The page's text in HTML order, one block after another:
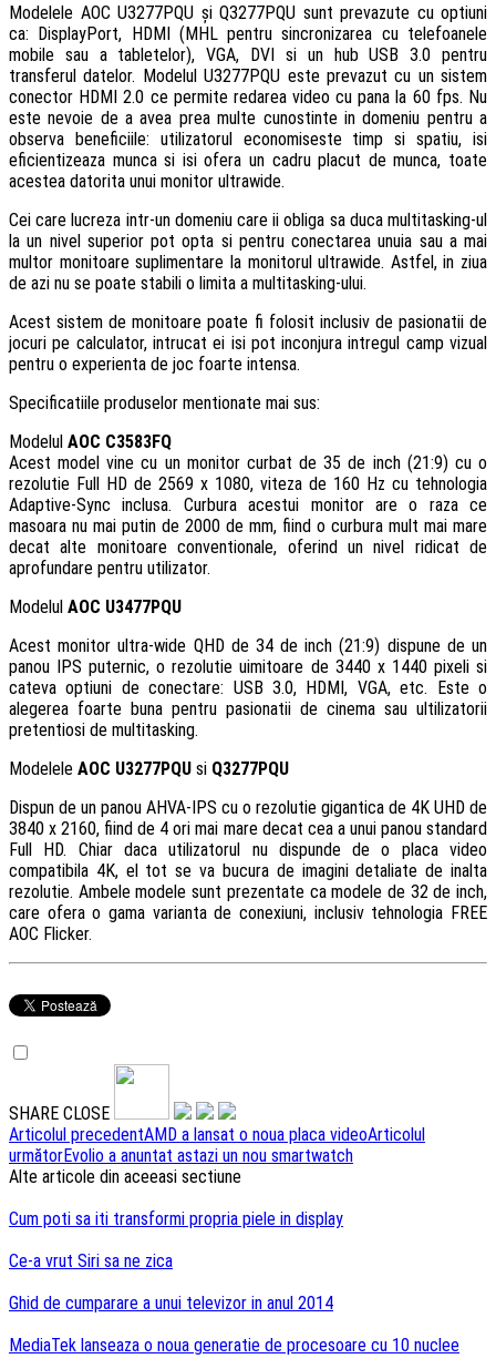
Modelele AOC U3277PQU și Q3277PQU sunt prevazute cu optiuni
ca: DisplayPort, HDMI (MHL pentru sincronizarea cu telefoanele
mobile sau a tabletelor), VGA, DVI si un hub USB 3.0 pentru
transferul datelor. Modelul U3277PQU este prevazut cu un sistem
conector HDMI 2.0 ce permite redarea video cu pana la 60 fps. Nu
este nevoie de a avea prea multe cunostinte in domeniu pentru a
observa beneficiile: utilizatorul economiseste timp si spatiu, isi
eficientizeaza munca si isi ofera un cadru placut de munca, toate
acestea datorita unui monitor ultrawide.
Cei care lucreza intr-un domeniu care ii obliga sa duca multitasking-ul
la un nivel superior pot opta si pentru conectarea unuia sau a mai
multor monitoare suplimentare la monitorul ultrawide. Astfel, in ziua
de azi nu se poate stabili o limita a multitasking-ului.
Acest sistem de monitoare poate fi folosit inclusiv de pasionatii de
jocuri pe calculator, intrucat ei isi pot inconjura intregul camp vizual
pentru o experienta de joc foarte intensa.
Specificatiile produselor mentionate mai sus:
Modelul AOC C3583FQ
Acest model vine cu un monitor curbat de 35 de inch (21:9) cu o
rezolutie Full HD de 2569 x 1080, viteza de 160 Hz cu tehnologia
Adaptive-Sync inclusa. Curbura acestui monitor are o raza ce
masoara nu mai putin de 2000 de mm, fiind o curbura mult mai mare
decat alte monitoare conventionale, oferind un nivel ridicat de
aprofundare pentru utilizator.
Modelul AOC U3477PQU
Acest monitor ultra-wide QHD de 34 de inch (21:9) dispune de un
panou IPS puternic, o rezolutie uimitoare de 3440 x 1440 pixeli si
cateva optiuni de conectare: USB 3.0, HDMI, VGA, etc. Este o
alegerea foarte buna pentru pasionatii de cinema sau ultilizatorii
pretentiosi de multitasking.
Modelele AOC U3277PQU si Q3277PQU
Dispun de un panou AHVA-IPS cu o rezolutie gigantica de 4K UHD de
3840 x 2160, fiind de 4 ori mai mare decat cea a unui panou standard
Full HD. Chiar daca utilizatorul nu dispunde de o placa video
compatibila 4K, el tot se va bucura de imagini detaliate de inalta
rezolutie. Ambele modele sunt prezentate ca modele de 32 de inch,
care ofera o gama varianta de conexiuni, inclusiv tehnologia FREE
AOC Flicker.
SHARE CLOSE
Navigare
articole
Articolul precedentAMD a lansat o noua placa videoArticolul
următorEvolio a anuntat astazi un nou smartwatch
Alte articole din aceeasi sectiune
Cum poti sa iti transformi propria piele in display
Ce-a vrut Siri sa ne zica
Ghid de cumparare a unui televizor in anul 2014
MediaTek lanseaza o noua generatie de procesoare cu 10 nuclee